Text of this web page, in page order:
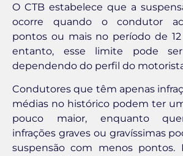
O CTB estabelece que a
ocorre quando o condutor
pontos ou mais no período de 12
entanto, esse limite pode
dependendo do perfil do
Condutores que têm apenas
médias no histórico podem ter
pouco maior, enquanto
infrações graves ou gravíssimas
suspensão com menos pontos.